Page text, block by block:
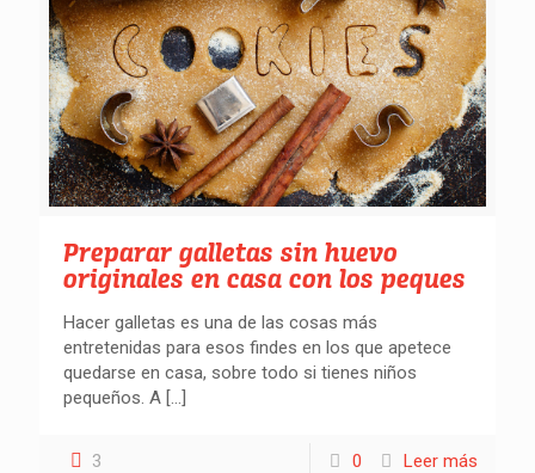
Preparar galletas sin huevo
originales en casa con los peques
Hacer galletas es una de las cosas más
entretenidas para esos findes en los que apetece
quedarse en casa, sobre todo si tienes niños
pequeños. A […]
3 0 Leer más